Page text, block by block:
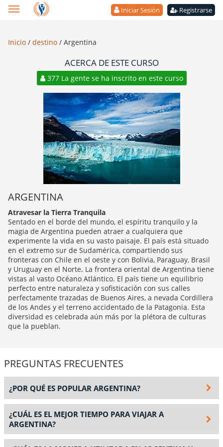
Iniciar Sesión Registrarse
Inicio / destino / Argentina
ACERCA DE ESTE CURSO
377 La gente se ha inscrito en este curso
ARGENTINA
Atravesar la Tierra Tranquila
Sentado en el borde del mundo, el espíritu tranquilo y la
magia de Argentina pueden atraer a cualquiera que
experimente la vida en su vasto paisaje. El país está situado
en el extremo sur de Sudamérica, compartiendo sus
fronteras con Chile en el oeste y con Bolivia, Paraguay, Brasil
y Uruguay en el Norte. La frontera oriental de Argentina tiene
vistas al vasto Océano Atlántico. El país tiene un equilibrio
perfecto entre naturaleza y sofisticación con sus calles
perfectamente trazadas de Buenos Aires, a nevada Cordillera
de los Andes y el terreno accidentado de la Patagonia. Esta
diversidad es celebrada aún más por la plétora de culturas
que la pueblan.
PREGUNTAS FRECUENTES
¿POR QUÉ ES POPULAR ARGENTINA?
¿CUÁL ES EL MEJOR TIEMPO PARA VIAJAR A
ARGENTINA?